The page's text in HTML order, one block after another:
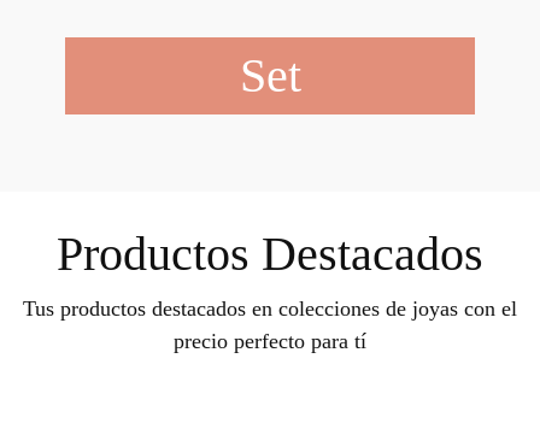
Set
Productos Destacados
Tus productos destacados en colecciones de joyas con el
precio perfecto para tí